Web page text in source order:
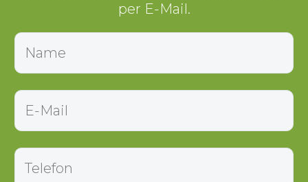
per E-Mail.